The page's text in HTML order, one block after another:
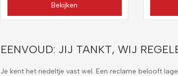
Bekijken
EENVOUD: JIJ TANKT, WIJ
Je kent het riedeltje vast wel. Een reclame belooft